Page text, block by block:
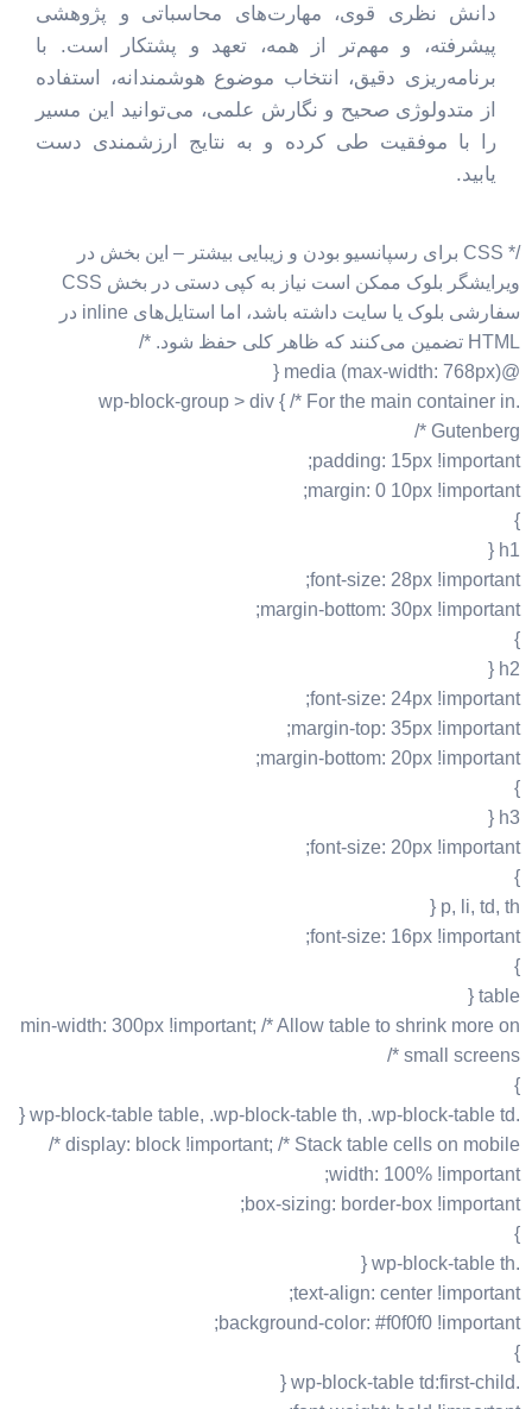
دانش نظری قوی، مهارت‌های محاسباتی و پژوهشی
پیشرفته، و مهم‌تر از همه، تعهد و پشتکار است. با
برنامه‌ریزی دقیق، انتخاب موضوع هوشمندانه، استفاده
از متدولوژی صحیح و نگارش علمی، می‌توانید این مسیر
را با موفقیت طی کرده و به نتایج ارزشمندی دست
یابید.
/* CSS برای رسپانسیو بودن و زیبایی بیشتر – این بخش در
ویرایشگر بلوک ممکن است نیاز به کپی دستی در بخش CSS
سفارشی بلوک یا سایت داشته باشد، اما استایل‌های inline در
HTML تضمین می‌کنند که ظاهر کلی حفظ شود. */
@media (max-width: 768px) {
.wp-block-group > div { /* For the main container in
Gutenberg */
padding: 15px !important;
margin: 0 10px !important;
}
h1 {
font-size: 28px !important;
margin-bottom: 30px !important;
}
h2 {
font-size: 24px !important;
margin-top: 35px !important;
margin-bottom: 20px !important;
}
h3 {
font-size: 20px !important;
}
p, li, td, th {
font-size: 16px !important;
}
table {
min-width: 300px !important; /* Allow table to shrink more on
small screens */
}
.wp-block-table table, .wp-block-table th, .wp-block-table td {
display: block !important; /* Stack table cells on mobile */
width: 100% !important;
box-sizing: border-box !important;
}
.wp-block-table th {
text-align: center !important;
background-color: #f0f0f0 !important;
}
.wp-block-table td:first-child {